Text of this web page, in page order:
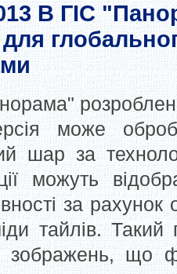
В ГІС
може
шар за
можуть
за рахунок
тайлів. Такий
що